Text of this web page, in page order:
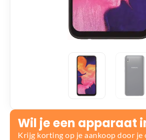
Wil je een apparaat
Krijg korting op je aankoop door je